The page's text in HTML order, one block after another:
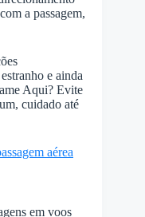
a passagem,
e ainda
Aqui? Evite
cuidado até
aérea
em voos